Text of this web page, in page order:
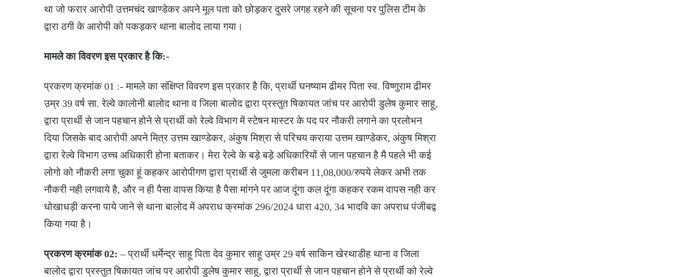
था जो फरार आरोपी उत्तमचंद खाण्डेकर अपने मूल पता को छोड़कर दुसरे जगह रहने की सूचना पर पुलिस टीम के
द्वारा ठगी के आरोपी को पकड़कर थाना बालोद लाया गया।
मामले का विवरण इस प्रकार है कि:-
प्रकरण क्रमांक 01 :- मामले का संक्षिप्त विवरण इस प्रकार है कि, प्रार्थी घनष्याम ढीमर पिता स्व. विष्णुराम ढीमर
उम्र 39 वर्ष सा. रेल्वे कालोनी बालोद थाना व जिला बालोद द्वारा प्रस्तुत षिकायत जांच पर आरोपी डुलेष कुमार साहू,
द्वारा प्रार्थी से जान पहचान होने से प्रार्थी को रेल्वे विभाग में स्टेषन मास्टर के पद पर नौकरी लगाने का प्रलोभन
दिया जिसके बाद आरोपी अपने मित्र उत्तम खाण्डेकर, अंकुष मिश्रा से परिचय कराया उत्तम खाण्डेकर, अंकुष मिश्रा
द्वारा रेल्वे विभाग उच्च अधिकारी होना बताकर। मेरा रेल्वे के बड़े बड़े अधिकारियों से जान पहचान है मै पहले भी कई
लोगो को नौकरी लगा चुका हूं कहकर आरोपीगण द्वारा प्रार्थी से जुमला करीबन 11,08,000/रुपये लेकर अभी तक
नौकरी नही लगवाये है, और न ही पैसा वापस किया है पैसा मांगने पर आज दूंगा कल दूंगा कहकर रकम वापस नही कर
धोखाधड़ी करना पाये जाने से थाना बालोद में अपराध क्रमांक 296/2024 धारा 420, 34 भादवि का अपराध पंजीबद्व
किया गया है।
प्रकरण क्रमांक 02: – प्रार्थी धर्मेन्द्र साहू पिता देव कुमार साहू उम्र 29 वर्ष साकिन खेरथाडीह थाना व जिला
बालोद द्वारा प्रस्तुत षिकायत जांच पर आरोपी डुलेष कुमार साहू, द्वारा प्रार्थी से जान पहचान होने से प्रार्थी को रेल्वे